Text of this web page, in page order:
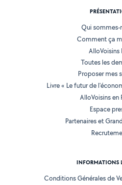
Qui sommes-
Comment ça
AlloVoisins
Toutes les
Proposer mes
Livre « Le futur de
AlloVoisins en
Espace
Partenaires et
INFORMATIONS
Conditions Générales de